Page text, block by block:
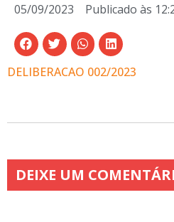
05/09/2023 Publicado às
DELIBERACAO 002/2023
DEIXE UM